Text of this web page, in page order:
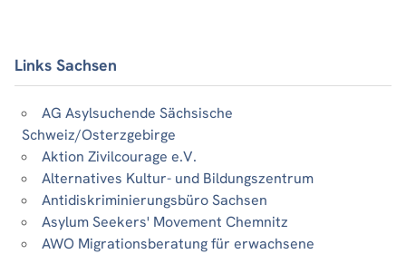
Links Sachsen
AG Asylsuchende Sächsische
Schweiz/Osterzgebirge
Aktion Zivilcourage e.V.
Alternatives Kultur- und Bildungszentrum
Antidiskriminierungsbüro Sachsen
Asylum Seekers' Movement Chemnitz
AWO Migrationsberatung für erwachsene